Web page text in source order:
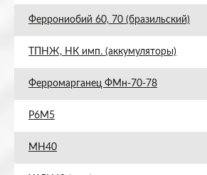
Феррониобий 60, 70 (бразильский)
ТПНЖ, НК имп. (аккумуляторы)
Ферромарганец ФМн-70-78
Р6М5
МН40